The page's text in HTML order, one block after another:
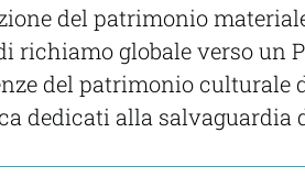
del patrimonio
richiamo globale verso un
del patrimonio culturale
dedicati alla